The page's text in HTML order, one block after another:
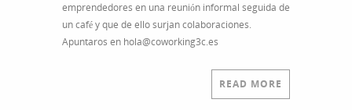
emprendedores en una reunión informal seguida de
un café y que de ello surjan colaboraciones.
Apuntaros en hola@coworking3c.es
READ MORE